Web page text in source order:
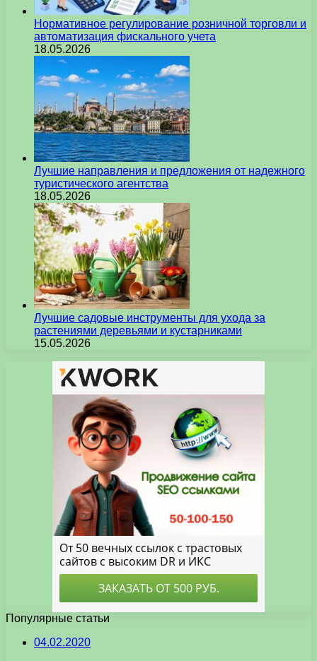
Нормативное регулирование розничной торговли и
автоматизация фискального учета
18.05.2026
Лучшие направления и предложения от надежного
туристического агентства
18.05.2026
Лучшие садовые инструменты для ухода за
растениями деревьями и кустарниками
15.05.2026
Популярные статьи
04.02.2020